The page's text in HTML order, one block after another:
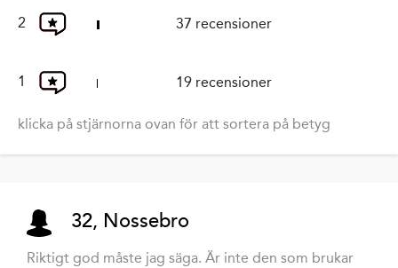
2 37 recensioner
1 19 recensioner
klicka på stjärnorna ovan för att sortera på betyg
32, Nossebro
Riktigt god måste jag säga. Är inte den som brukar